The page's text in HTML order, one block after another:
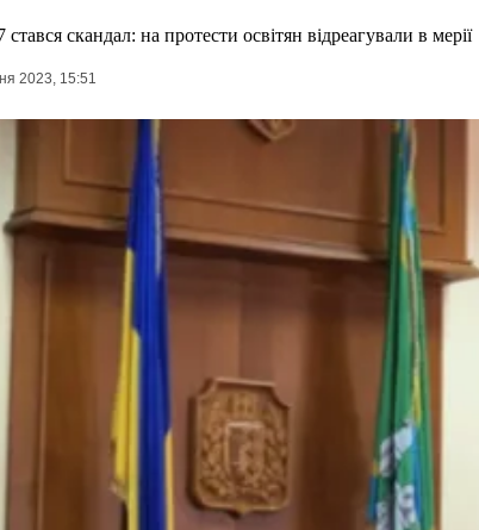
скандал: на протести освітян відреагували в мерії
2023, 15:51